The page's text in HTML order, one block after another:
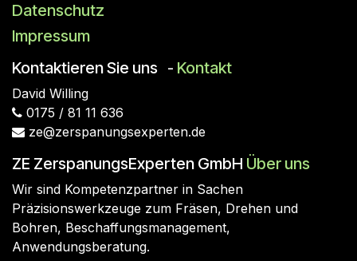
Datenschutz
Impressum
Kontaktieren Sie uns
- Kontakt
David Willing
0175 / 81 11 636
ze@zerspanungsexperten.de
ZE ZerspanungsExperten GmbH Über uns
Wir sind Kompetenzpartner in Sachen
Präzisionswerkzeuge zum Fräsen, Drehen und
Bohren, Beschaffungsmanagement,
Anwendungsberatung.